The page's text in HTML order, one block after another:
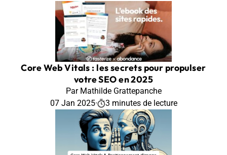
Core Web Vitals : les secrets pour propulser
votre SEO en 2025
Par Mathilde Grattepanche
07 Jan 2025· 3 minutes de lecture